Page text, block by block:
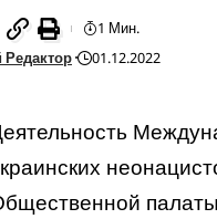
01.12.2022
1 Мин.